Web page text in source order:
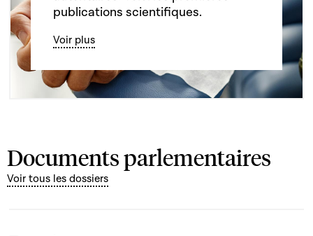
publications scientifiques.
Voir plus
Documents parlementaires
Voir tous les dossiers